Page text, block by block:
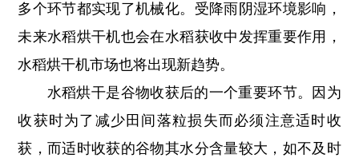
多个环节都实现了机械化。受降雨阴湿环境影响，
未来水稻烘干机也会在水稻获收中发挥重要作用，
水稻烘干机市场也将出现新趋势。
水稻烘干是谷物收获后的一个重要环节。因为
收获时为了减少田间落粒损失而必须注意适时收
获，而适时收获的谷物其水分含量较大，如不及时